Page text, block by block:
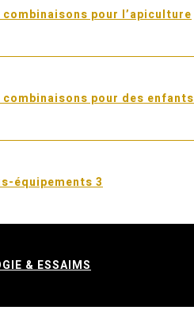
combinaisons pour l’apiculture
combinaisons pour des enfants
équipements 3
& ESSAIMS